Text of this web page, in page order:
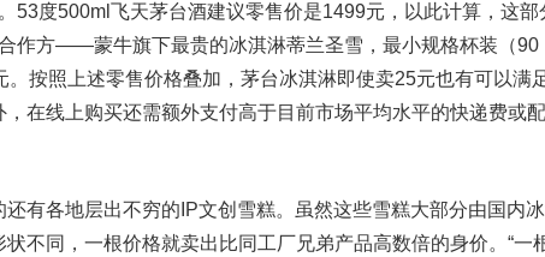
53度500ml飞天茅台酒建议零售价是1499元，以此计算，这部
作方——蒙牛旗下最贵的冰淇淋蒂兰圣雪，最小规格杯装（90
。按照上述零售价格叠加，茅台冰淇淋即使卖25元也有可以满
在线上购买还需额外支付高于目前市场平均水平的快递费或
各地层出不穷的IP文创雪糕。虽然这些雪糕大部分由国内
不同，一根价格就卖出比同工厂兄弟产品高数倍的身价。“一